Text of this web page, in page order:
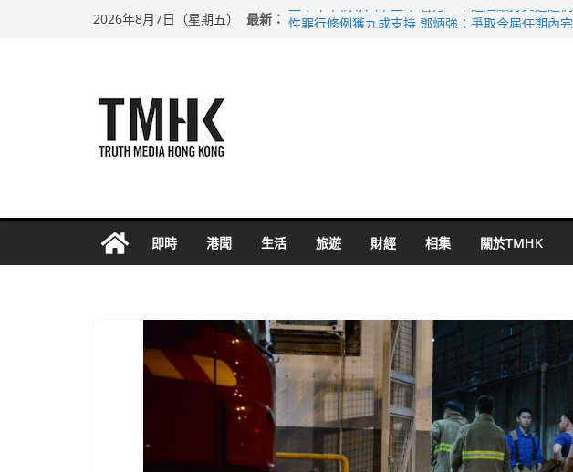
2026年8月7日（星期五） 最新： 上半年車禍奪六十三命 警方：下週起嚴打交通違例
即時 港聞 生活 旅遊 財經 相集 關於TMHK